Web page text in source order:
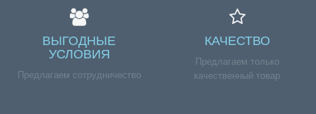
ВЫГОДНЫЕ
УСЛОВИЯ
Предлагаем сотрудничество
КАЧЕСТВО
Предлагаем только
качественный товар